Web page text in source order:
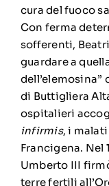
cura del fuoco
Con ferma
sofferenti,
guardare a
dell’elemosina”
di Buttigliera
ospitalieri
infirmis, i
Francigena. Nel
Umberto III
terre fertili